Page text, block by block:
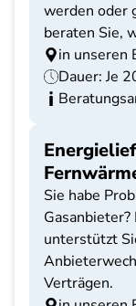
werden oder
beraten Sie,
in unseren
Dauer: Je
Sie habe
unterstützt
Verträgen.